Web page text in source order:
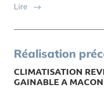
Lire
Réalisation
CLIMATISATION
GAINABLE A MACON